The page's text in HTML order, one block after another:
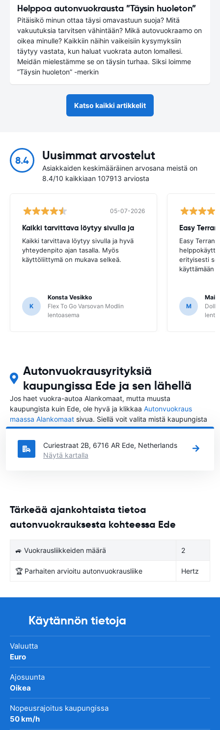
Helppoa autonvuokrausta ”Täysin huoleton”
Pitäisikö minun ottaa täysi omavastuun suoja? Mitä
vakuutuksia tarvitsen vähintään? Mikä autovuokraamo on
oikea minulle? Kaikkiin näihin vaikeisiin kysymyksiin
täytyy vastata, kun haluat vuokrata auton lomallesi.
Meidän mielestämme se on täysin turhaa. Siksi loimme
”Täysin huoleton” -merkin
Katso kaikki artikkelit
8.4 Uusimmat arvostelut
Asiakkaiden keskimääräinen arvosana meistä on
8.4/10 kaikkiaan 107913 arviosta
05-07-2026
Kaikki tarvittava löytyy sivulla ja
Kaikki tarvittava löytyy sivulla ja hyvä
yhteydenpito ajan tasalla. Myös
käyttöliittymä on mukava selkeä.
K
Konsta Vesikko
Flex To Go Varsovan Modlin
lentoasema
Easy Terran
erityisesti
käyttämään
M
Autonvuokrausyrityksiä
kaupungissa Ede ja sen lähellä
Jos haet vuokra-autoa Alankomaat, mutta muusta
kaupungista kuin Ede, ole hyvä ja klikkaa Autonvuokraus
maassa Alankomaat sivua. Siellä voit valita mistä kaupungista
Alankomaat haluat vuokrata auton.
Curiestraat 2B, 6716 AR Ede, Netherlands
Näytä kartalla
Tärkeää ajankohtaista tietoa
autonvuokrauksesta kohteessa Ede
🚙 Vuokrausliikkeiden määrä 2
🏆 Parhaiten arvioitu autonvuokrausliike Hertz
Käytännön tietoja
Valuutta
Euro
Ajosuunta
Oikea
Nopeusrajoitus kaupungissa
50 km/h